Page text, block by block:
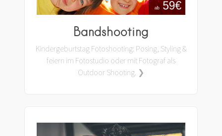
Bandshooting
Kindergeburtstag Fotoshooting: Posing, Styling &
feiern im Fotostudio oder mit Fotograf als
Outdoor Shooting. ❯